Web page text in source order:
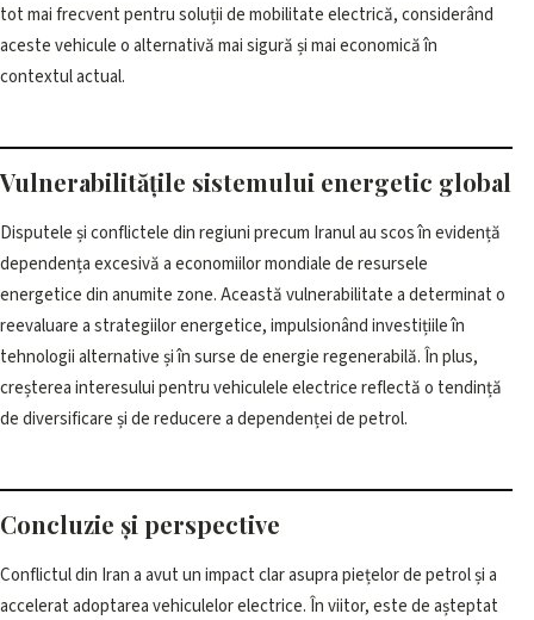
tot mai frecvent pentru soluții de mobilitate electrică, considerând
aceste vehicule o alternativă mai sigură și mai economică în
contextul actual.
Vulnerabilitățile sistemului energetic global
Disputele și conflictele din regiuni precum Iranul au scos în evidență
dependența excesivă a economiilor mondiale de resursele
energetice din anumite zone. Această vulnerabilitate a determinat o
reevaluare a strategiilor energetice, impulsionând investițiile în
tehnologii alternative și în surse de energie regenerabilă. În plus,
creșterea interesului pentru vehiculele electrice reflectă o tendință
de diversificare și de reducere a dependenței de petrol.
Concluzie și perspective
Conflictul din Iran a avut un impact clar asupra piețelor de petrol și a
accelerat adoptarea vehiculelor electrice. În viitor, este de așteptat